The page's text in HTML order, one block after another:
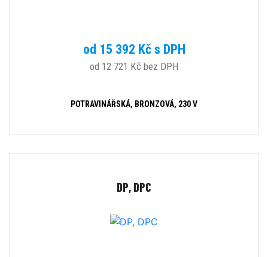
od 15 392 Kč s DPH
od 12 721 Kč bez DPH
POTRAVINÁŘSKÁ, BRONZOVÁ, 230 V
DP, DPC